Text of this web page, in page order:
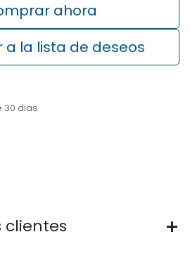
ahora
a la lista de deseos
30 días
clientes